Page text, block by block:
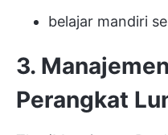
belajar mandiri
3.
Perangkat